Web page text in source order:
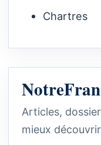
Chartres
Articles,
mieux